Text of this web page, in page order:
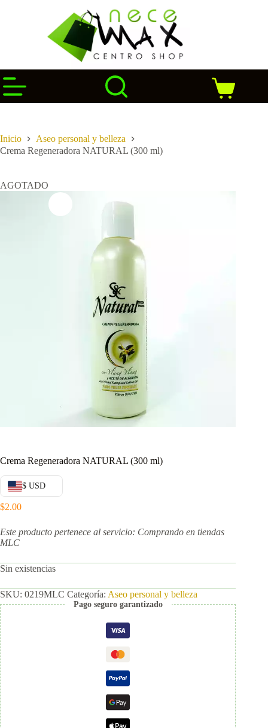
Carro
de
Inicio
Aseo personal y belleza
Crema Regeneradora NATURAL (300 ml)
AGOTADO
Crema Regeneradora NATURAL (300 ml)
$ USD
$2.00
Este producto pertenece al servicio: Comprando en tiendas
MLC
Sin existencias
SKU: 0219MLC Categoría: Aseo personal y belleza
Pago seguro garantizado